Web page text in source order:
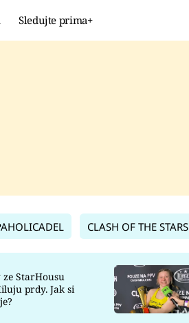
Sledujte prima+
CLASH OF THE STARS
StarHousu
prdy. Jak si